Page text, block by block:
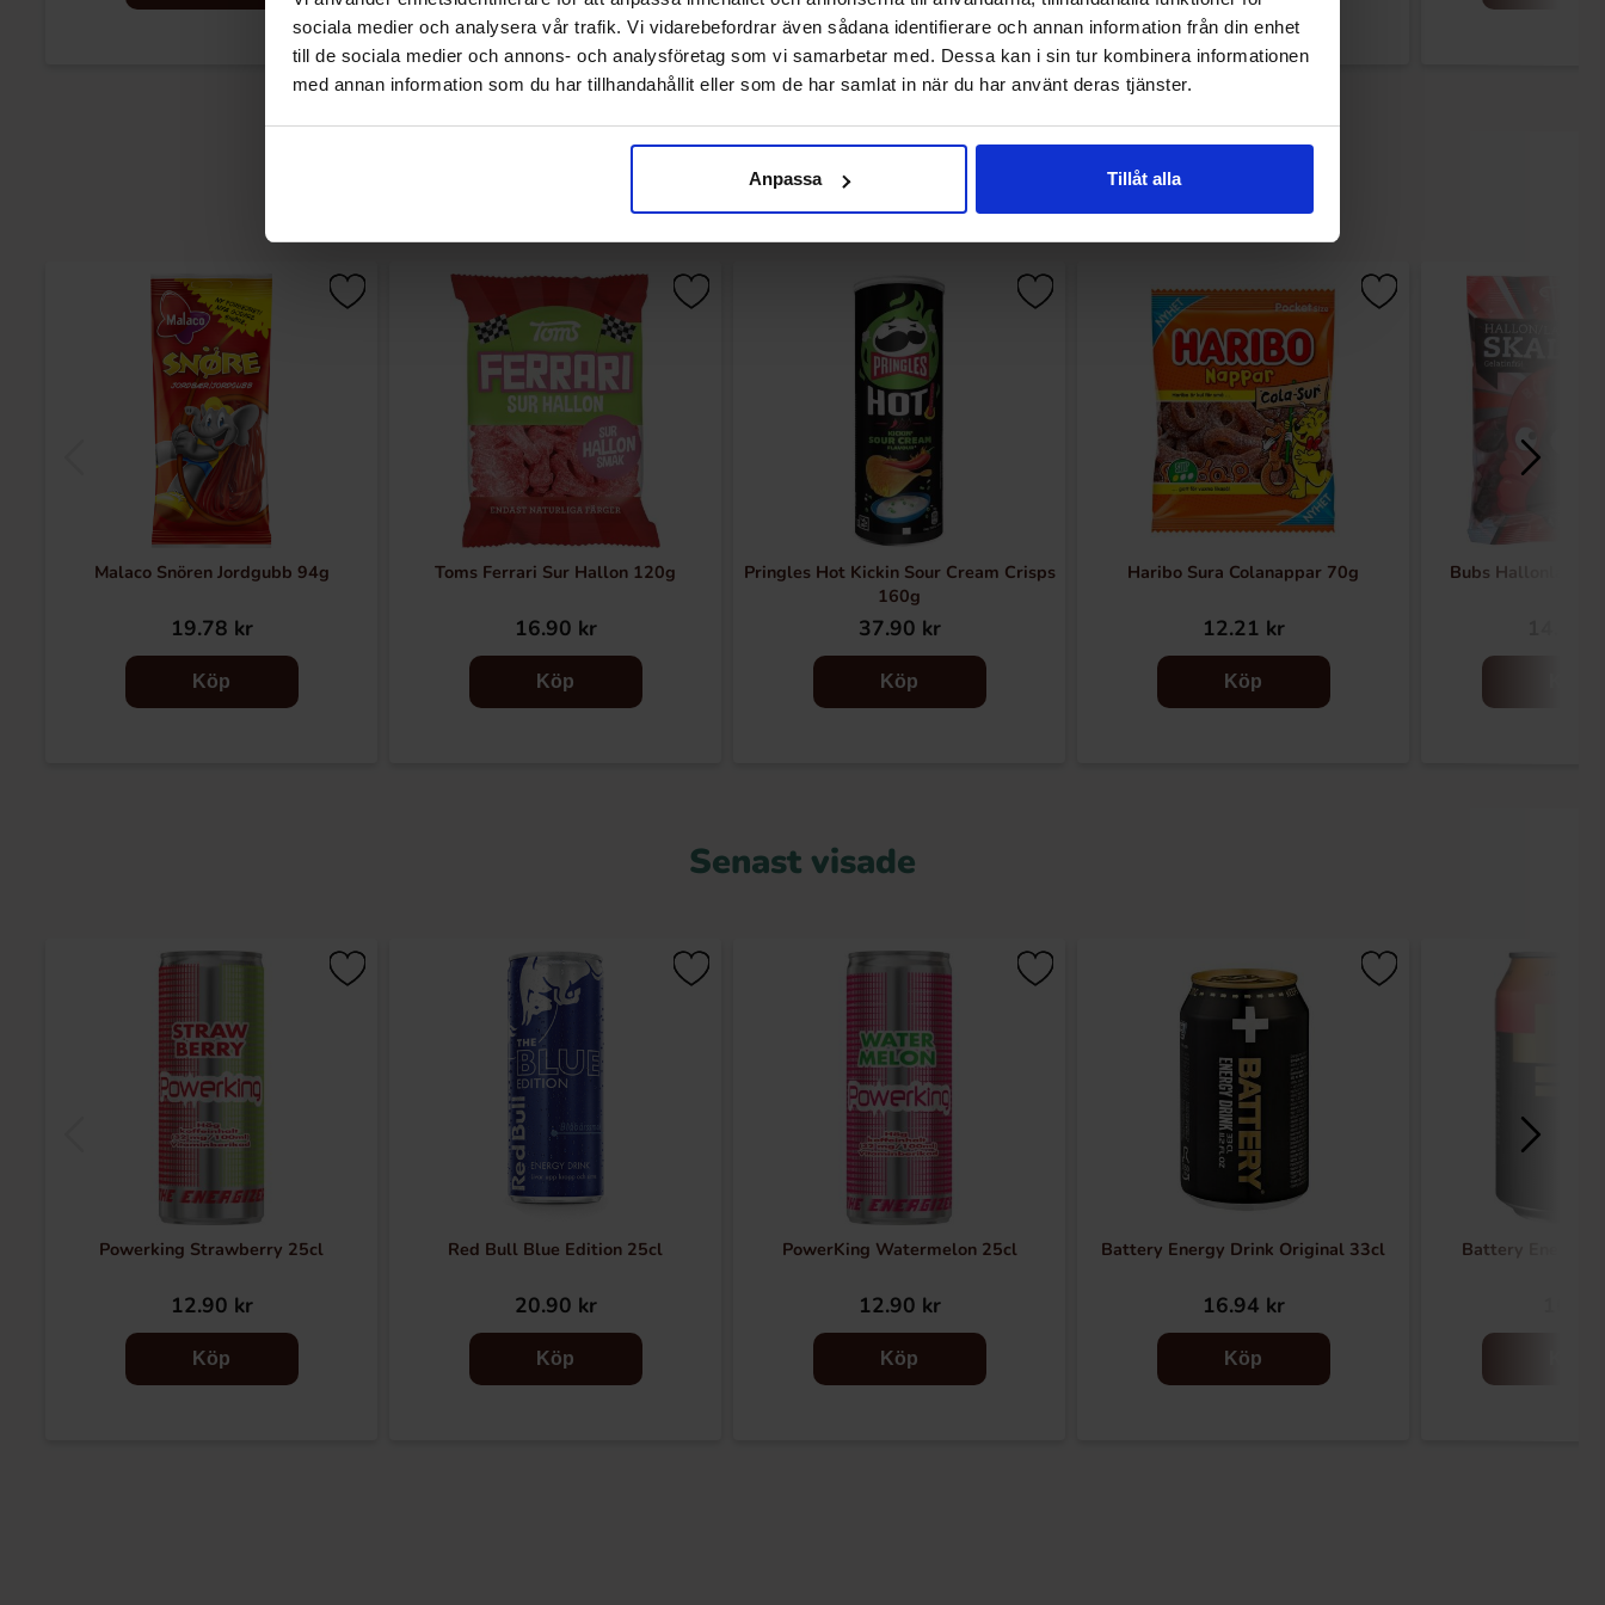
sociala medier och analysera vår trafik. Vi vidarebefordrar även sådana identifierare och annan information från din enhet
till de sociala medier och annons- och analysföretag som vi samarbetar med. Dessa kan i sin tur kombinera informationen
med annan information som du har tillhandahållit eller som de har samlat in när du har använt deras tjänster.
Anpassa Tillåt alla
Andra gillade
Malaco Snören Jordgubb 94g
19.78 kr
Köp
Toms Ferrari Sur Hallon 120g
16.90 kr
Köp
Pringles Hot Kickin Sour Cream Crisps
160g
37.90 kr
Köp
Haribo Sura Colanappar 70g
12.21 kr
Köp
Bubs
Senast visade
Powerking Strawberry 25cl
12.90 kr
Köp
Red Bull Blue Edition 25cl
20.90 kr
Köp
PowerKing Watermelon 25cl
12.90 kr
Köp
Battery Energy Drink Original 33cl
16.94 kr
Köp
Battery Energy